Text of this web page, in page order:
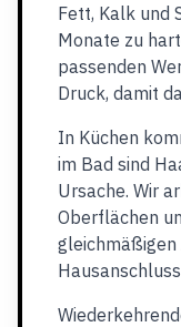
Fett, Kalk und
Monate zu
passenden
Druck, damit
In Küchen
im Bad sind
Ursache. Wir
Oberflächen